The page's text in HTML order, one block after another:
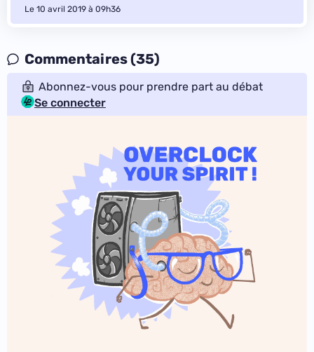
Le 10 avril 2019 à 09h36
Commentaires (35)
Abonnez-vous pour prendre part au débat
Se connecter